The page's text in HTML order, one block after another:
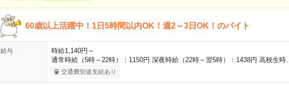
60歳以上活躍中！1日5時間以内OK！週2～3日OK！のバイト
給与
時給1,140円～
通常時給（5時～22時）：1150円 深夜時給（22時～翌5時）：1438円 高校生時…
交通費別途支給あり